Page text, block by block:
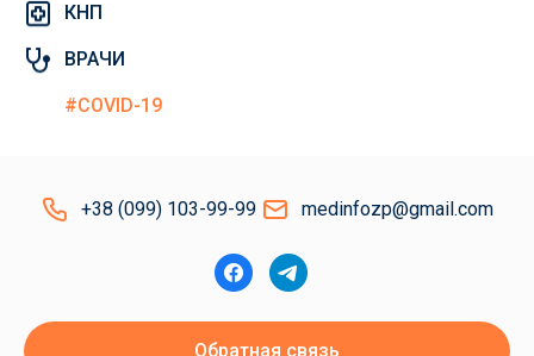
КНП
ВРАЧИ
#COVID-19
+38 (099) 103-99-99 medinfozp@gmail.com
Обратная связь